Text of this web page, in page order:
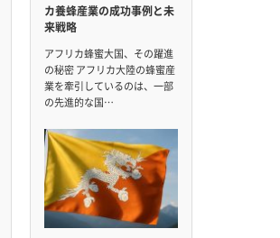
カ養蜂産業の成功事例と未
来戦略
アフリカ蜂蜜大国、その躍進
の秘密 アフリカ大陸の蜂蜜産
業を牽引しているのは、一部
の先進的な国…